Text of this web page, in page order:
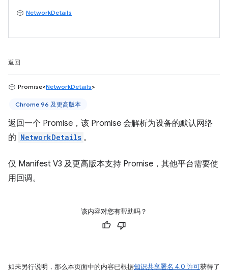
NetworkDetails
返回
Promise<NetworkDetails>
Chrome 96 及更高版本
返回一个 Promise，该 Promise 会解析为设备的默认网络
的 NetworkDetails 。
仅 Manifest V3 及更高版本支持 Promise，其他平台需要使
用回调。
该内容对您有帮助吗？
如未另行说明，那么本页面中的内容已根据知识共享署名 4.0 许可获得了